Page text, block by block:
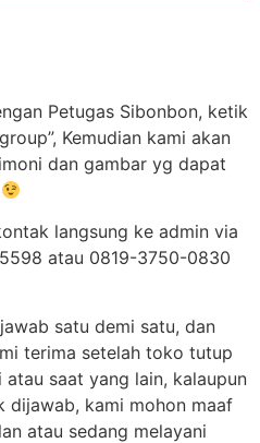
Petugas Sibonbon, ketik
Kemudian kami akan
dan gambar yg dapat
langsung ke admin via
atau 0819-3750-0830
satu demi satu, dan
terima setelah toko tutup
saat yang lain, kalaupun
dijawab, kami mohon maaf
atau sedang melayani